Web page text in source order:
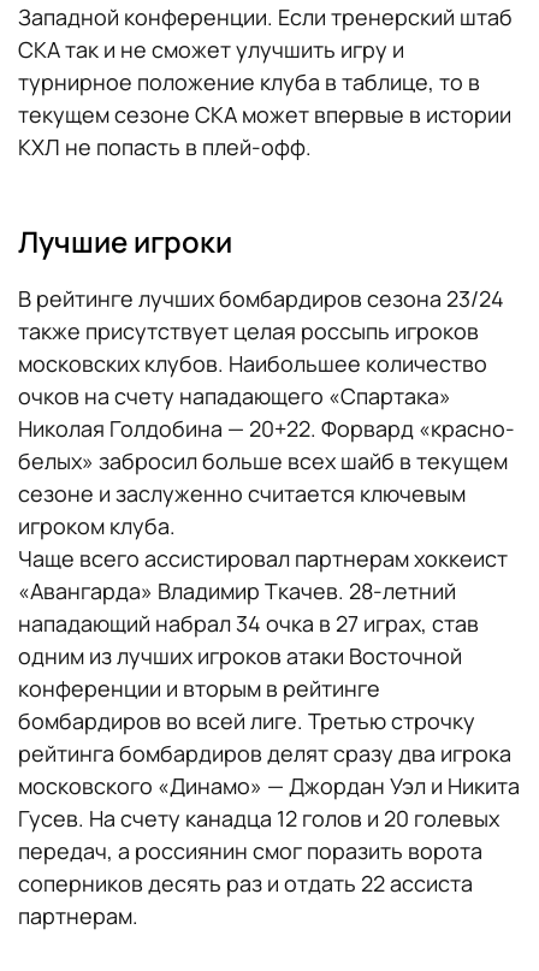
Западной конференции. Если тренерский штаб
СКА так и не сможет улучшить игру и
турнирное положение клуба в таблице, то в
текущем сезоне СКА может впервые в истории
КХЛ не попасть в плей-офф.
Лучшие игроки
В рейтинге лучших бомбардиров сезона 23/24
также присутствует целая россыпь игроков
московских клубов. Наибольшее количество
очков на счету нападающего «Спартака»
Николая Голдобина — 20+22. Форвард «красно-
белых» забросил больше всех шайб в текущем
сезоне и заслуженно считается ключевым
игроком клуба.
Чаще всего ассистировал партнерам хоккеист
«Авангарда» Владимир Ткачев. 28-летний
нападающий набрал 34 очка в 27 играх, став
одним из лучших игроков атаки Восточной
конференции и вторым в рейтинге
бомбардиров во всей лиге. Третью строчку
рейтинга бомбардиров делят сразу два игрока
московского «Динамо» — Джордан Уэл и Никита
Гусев. На счету канадца 12 голов и 20 голевых
передач, а россиянин смог поразить ворота
соперников десять раз и отдать 22 ассиста
партнерам.